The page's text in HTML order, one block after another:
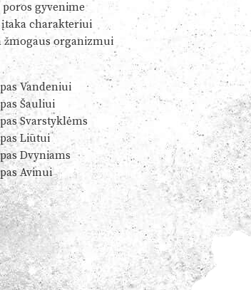
gyvenime
charakteriui
žmogaus organizmui
Vandeniui
Šauliui
Svarstyklėms
Liūtui
Dvyniams
Avinui